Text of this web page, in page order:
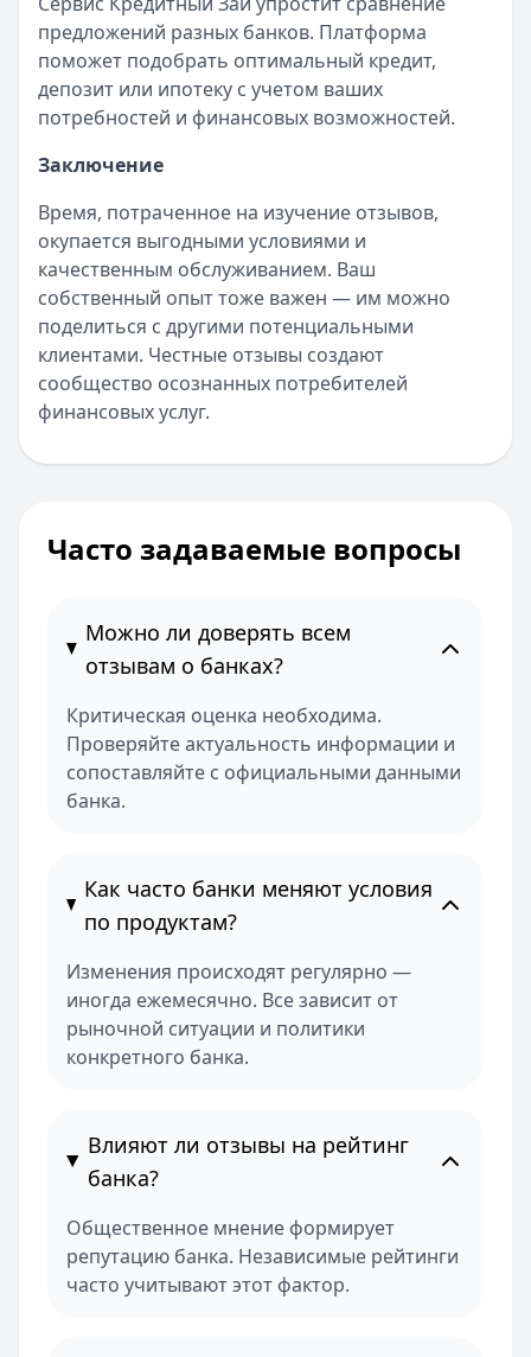
предложений разных банков. Платформа
поможет подобрать оптимальный кредит,
депозит или ипотеку с учетом ваших
потребностей и финансовых возможностей.
Заключение
Время, потраченное на изучение отзывов,
окупается выгодными условиями и
качественным обслуживанием. Ваш
собственный опыт тоже важен — им можно
поделиться с другими потенциальными
клиентами. Честные отзывы создают
сообщество осознанных потребителей
финансовых услуг.
Часто задаваемые вопросы
Можно ли доверять всем
отзывам о банках?
Критическая оценка необходима.
Проверяйте актуальность информации и
сопоставляйте с официальными данными
банка.
Как часто банки меняют условия
по продуктам?
Изменения происходят регулярно —
иногда ежемесячно. Все зависит от
рыночной ситуации и политики
конкретного банка.
Влияют ли отзывы на рейтинг
банка?
Общественное мнение формирует
репутацию банка. Независимые рейтинги
часто учитывают этот фактор.